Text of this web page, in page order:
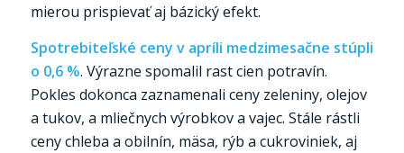
mierou prispievať aj bázický efekt.
Spotrebiteľské ceny v apríli medzimesačne stúpli
o 0,6 %. Výrazne spomalil rast cien potravín.
Pokles dokonca zaznamenali ceny zeleniny, olejov
a tukov, a mliečnych výrobkov a vajec. Stále rástli
ceny chleba a obilnín, mäsa, rýb a cukroviniek, aj